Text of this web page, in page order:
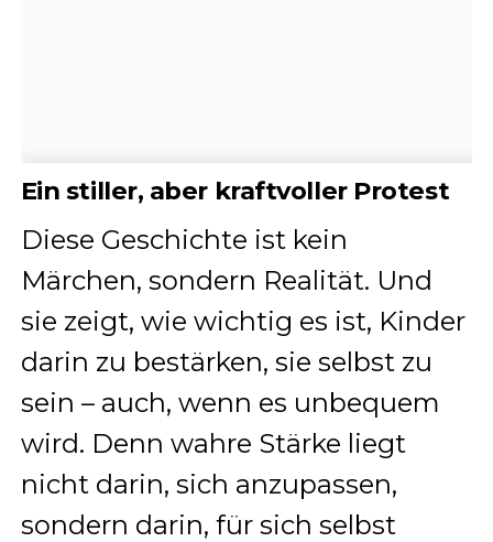
Ein stiller, aber kraftvoller Protest
Diese Geschichte ist kein
Märchen, sondern Realität. Und
sie zeigt, wie wichtig es ist, Kinder
darin zu bestärken, sie selbst zu
sein – auch, wenn es unbequem
wird. Denn wahre Stärke liegt
nicht darin, sich anzupassen,
sondern darin, für sich selbst